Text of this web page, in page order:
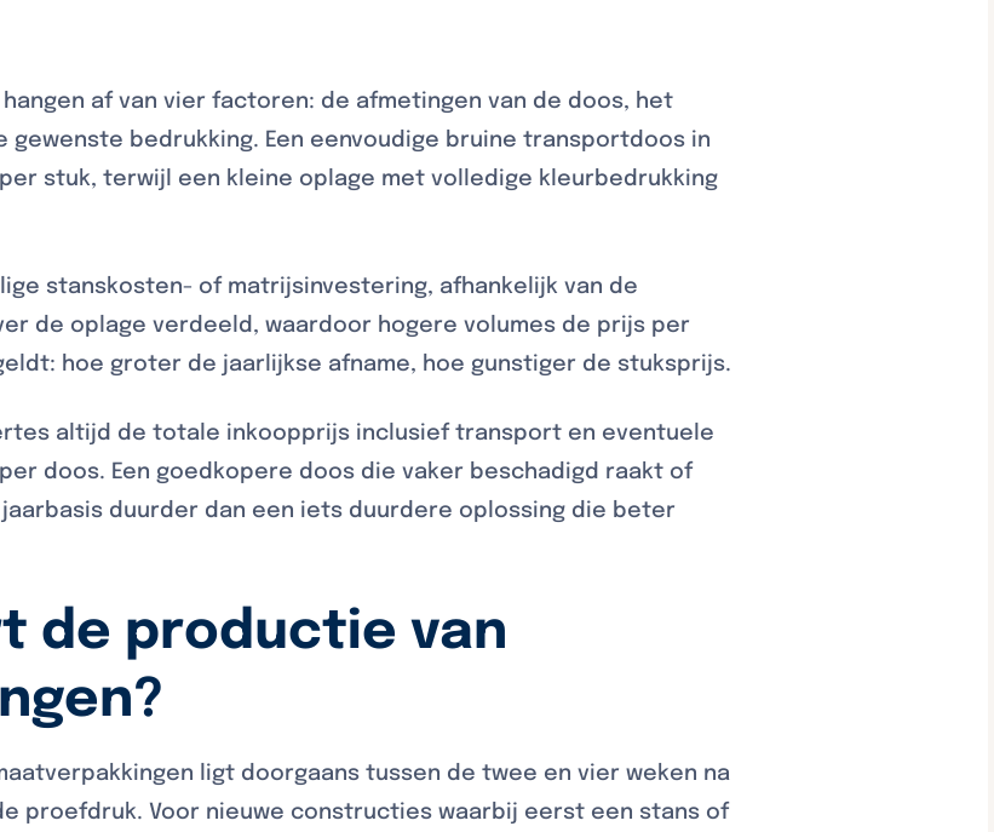
af van vier factoren: de afmetingen van de doos, het
gewenste bedrukking. Een eenvoudige bruine transportdoos in
stuk, terwijl een kleine oplage met volledige kleurbedrukking
stanskosten- of matrijsinvestering, afhankelijk van de
de oplage verdeeld, waardoor hogere volumes de prijs per
hoe groter de jaarlijkse afname, hoe gunstiger de stuksprijs.
altijd de totale inkoopprijs inclusief transport en eventuele
doos. Een goedkopere doos die vaker beschadigd raakt of
duurder dan een iets duurdere oplossing die beter
de productie van
ligt doorgaans tussen de twee en vier weken na
proefdruk. Voor nieuwe constructies waarbij eerst een stans of